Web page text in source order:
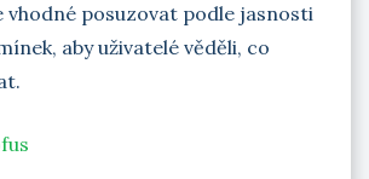
vhodné posuzovat podle jasnosti
aby uživatelé věděli, co